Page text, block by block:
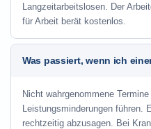
Langzeitarbeitslosen. Der
für Arbeit berät kostenlos.
Was passiert, wenn ich
Nicht wahrgenommene
Leistungsminderungen führen.
rechtzeitig abzusagen. Bei